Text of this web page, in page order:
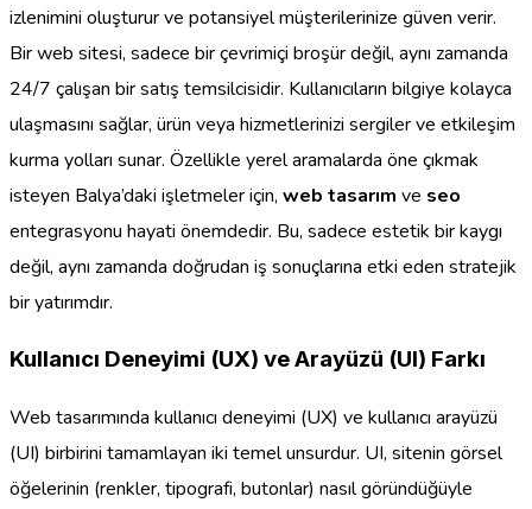
izlenimini oluşturur ve potansiyel müşterilerinize güven verir.
Bir web sitesi, sadece bir çevrimiçi broşür değil, aynı zamanda
24/7 çalışan bir satış temsilcisidir. Kullanıcıların bilgiye kolayca
ulaşmasını sağlar, ürün veya hizmetlerinizi sergiler ve etkileşim
kurma yolları sunar. Özellikle yerel aramalarda öne çıkmak
isteyen Balya’daki işletmeler için, web tasarım ve seo
entegrasyonu hayati önemdedir. Bu, sadece estetik bir kaygı
değil, aynı zamanda doğrudan iş sonuçlarına etki eden stratejik
bir yatırımdır.
Kullanıcı Deneyimi (UX) ve Arayüzü (UI) Farkı
Web tasarımında kullanıcı deneyimi (UX) ve kullanıcı arayüzü
(UI) birbirini tamamlayan iki temel unsurdur. UI, sitenin görsel
öğelerinin (renkler, tipografi, butonlar) nasıl göründüğüyle